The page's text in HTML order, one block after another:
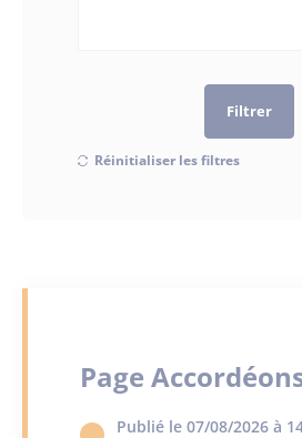
Filtrer
Réinitialiser les filtres
Page
Publié le 07/08/2026 à